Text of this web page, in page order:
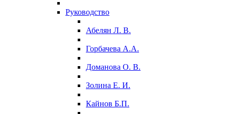
Руководство
Абелян Л. В.
Горбачева А.А.
Доманова О. В.
Золина Е. И.
Кайнов Б.П.